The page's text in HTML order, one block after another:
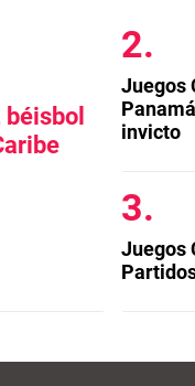
Juegos
invicto
Juegos